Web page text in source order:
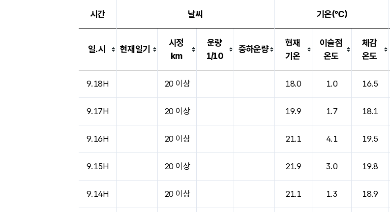
시간 날씨 기온(℃)
일.시 현재일기
시정
km
운량
1/10
중하운량
현재
기온
이슬점
온도
체감
온도
9.18H 20 이상 18.0 1.0 16.5
9.17H 20 이상 19.9 1.7 18.1
9.16H 20 이상 21.1 4.1 19.5
9.15H 20 이상 21.9 3.0 19.8
9.14H 20 이상 21.1 1.3 18.9